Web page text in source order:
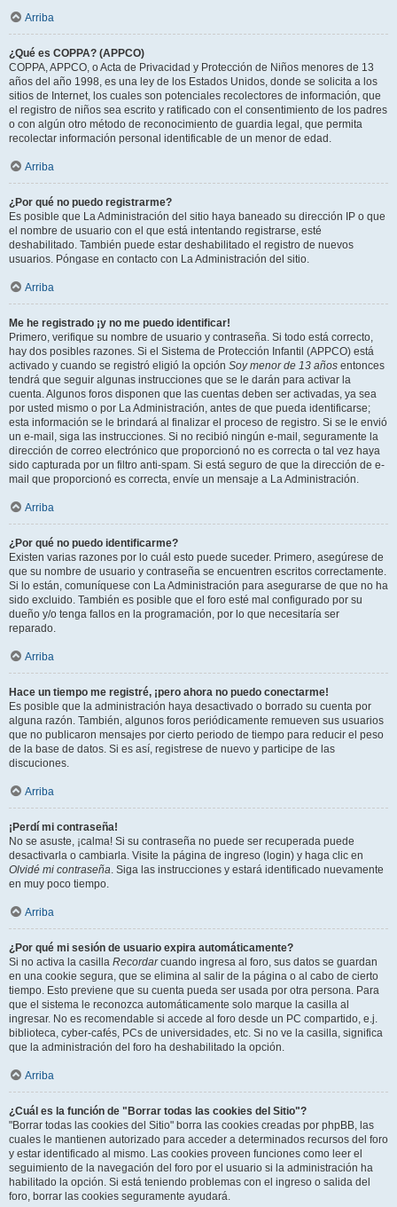
Arriba
¿Qué es COPPA? (APPCO)
COPPA, APPCO, o Acta de Privacidad y Protección de Niños menores de 13
años del año 1998, es una ley de los Estados Unidos, donde se solicita a los
sitios de Internet, los cuales son potenciales recolectores de información, que
el registro de niños sea escrito y ratificado con el consentimiento de los padres
o con algún otro método de reconocimiento de guardia legal, que permita
recolectar información personal identificable de un menor de edad.
Arriba
¿Por qué no puedo registrarme?
Es posible que La Administración del sitio haya baneado su dirección IP o que
el nombre de usuario con el que está intentando registrarse, esté
deshabilitado. También puede estar deshabilitado el registro de nuevos
usuarios. Póngase en contacto con La Administración del sitio.
Arriba
Me he registrado ¡y no me puedo identificar!
Primero, verifique su nombre de usuario y contraseña. Si todo está correcto,
hay dos posibles razones. Si el Sistema de Protección Infantil (APPCO) está
activado y cuando se registró eligió la opción Soy menor de 13 años entonces
tendrá que seguir algunas instrucciones que se le darán para activar la
cuenta. Algunos foros disponen que las cuentas deben ser activadas, ya sea
por usted mismo o por La Administración, antes de que pueda identificarse;
esta información se le brindará al finalizar el proceso de registro. Si se le envió
un e-mail, siga las instrucciones. Si no recibió ningún e-mail, seguramente la
dirección de correo electrónico que proporcionó no es correcta o tal vez haya
sido capturada por un filtro anti-spam. Si está seguro de que la dirección de e-
mail que proporcionó es correcta, envíe un mensaje a La Administración.
Arriba
¿Por qué no puedo identificarme?
Existen varias razones por lo cuál esto puede suceder. Primero, asegúrese de
que su nombre de usuario y contraseña se encuentren escritos correctamente.
Si lo están, comuníquese con La Administración para asegurarse de que no ha
sido excluido. También es posible que el foro esté mal configurado por su
dueño y/o tenga fallos en la programación, por lo que necesitaría ser
reparado.
Arriba
Hace un tiempo me registré, ¡pero ahora no puedo conectarme!
Es posible que la administración haya desactivado o borrado su cuenta por
alguna razón. También, algunos foros periódicamente remueven sus usuarios
que no publicaron mensajes por cierto periodo de tiempo para reducir el peso
de la base de datos. Si es así, registrese de nuevo y participe de las
discuciones.
Arriba
¡Perdí mi contraseña!
No se asuste, ¡calma! Si su contraseña no puede ser recuperada puede
desactivarla o cambiarla. Visite la página de ingreso (login) y haga clic en
Olvidé mi contraseña. Siga las instrucciones y estará identificado nuevamente
en muy poco tiempo.
Arriba
¿Por qué mi sesión de usuario expira automáticamente?
Si no activa la casilla Recordarcuando ingresa al foro, sus datos se guardan
en una cookie segura, que se elimina al salir de la página o al cabo de cierto
tiempo. Esto previene que su cuenta pueda ser usada por otra persona. Para
que el sistema le reconozca automáticamente solo marque la casilla al
ingresar. No es recomendable si accede al foro desde un PC compartido, e.j.
biblioteca, cyber-cafés, PCs de universidades, etc. Si no ve la casilla, significa
que la administración del foro ha deshabilitado la opción.
Arriba
¿Cuál es la función de "Borrar todas las cookies del Sitio"?
"Borrar todas las cookies del Sitio" borra las cookies creadas por phpBB, las
cuales le mantienen autorizado para acceder a determinados recursos del foro
y estar identificado al mismo. Las cookies proveen funciones como leer el
seguimiento de la navegación del foro por el usuario si la administración ha
habilitado la opción. Si está teniendo problemas con el ingreso o salida del
foro, borrar las cookies seguramente ayudará.